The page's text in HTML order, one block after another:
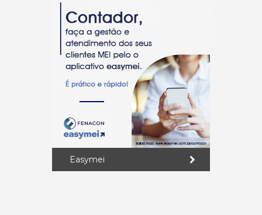
Easymei